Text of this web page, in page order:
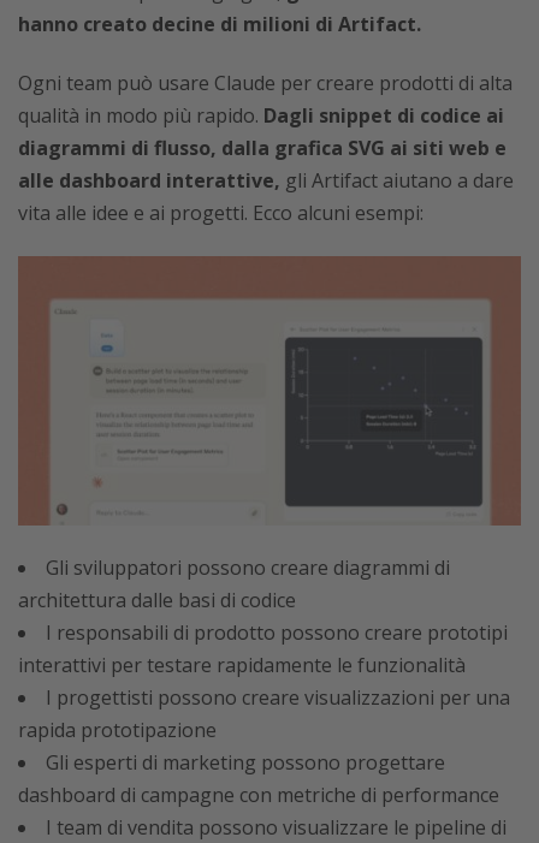
hanno creato decine di milioni di Artifact.
Ogni team può usare Claude per creare prodotti di alta
qualità in modo più rapido. Dagli snippet di codice ai
diagrammi di flusso, dalla grafica SVG ai siti web e
alle dashboard interattive, gli Artifact aiutano a dare
vita alle idee e ai progetti. Ecco alcuni esempi:
Gli sviluppatori possono creare diagrammi di
architettura dalle basi di codice
I responsabili di prodotto possono creare prototipi
interattivi per testare rapidamente le funzionalità
I progettisti possono creare visualizzazioni per una
rapida prototipazione
Gli esperti di marketing possono progettare
dashboard di campagne con metriche di performance
I team di vendita possono visualizzare le pipeline di